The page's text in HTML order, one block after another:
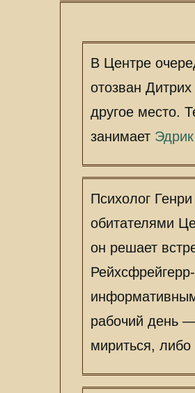
В Центре
отозван
другое место.
занимает
Психолог
обитателями
он решает
рабочий день
мириться,